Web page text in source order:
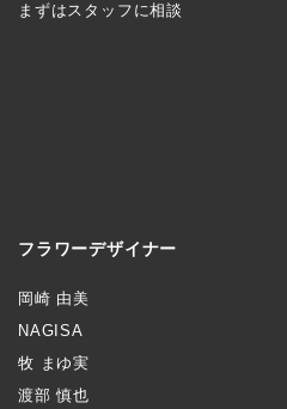
まずはスタッフに相談
フラワーデザイナー
岡崎 由美
NAGISA
牧 まゆ実
渡部 慎也